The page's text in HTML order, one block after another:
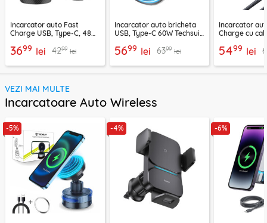
Incarcator auto Fast
Charge USB, Type-C, 48W
3699 lei 4299 lei
Incarcator auto bricheta
USB, Type-C 60W Techsuit
5699 lei 6399 lei
Incarcator
Charge cu
5499 lei
VEZI MAI MULTE
Incarcatoare Auto Wireless
-5% -4% -6%